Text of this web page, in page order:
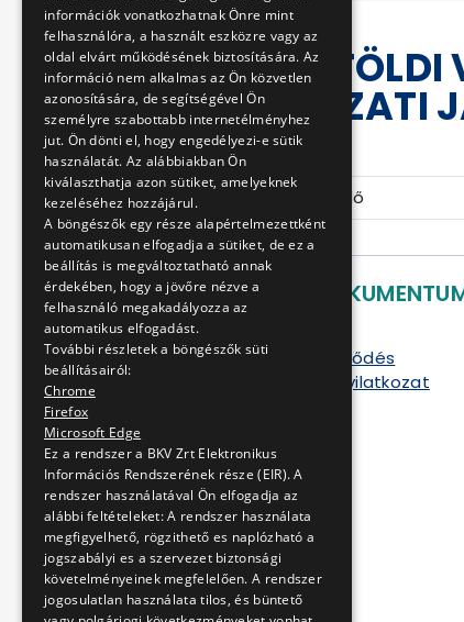
ANGYALFÖLDI
HOMLOKZATI
Eljárás száma
Ajánlattételi határidő
LETÖLTHETŐ
vállalkozási szerződés
munkavédelmi nyilatkozat
3. sz. melléklet
4. sz. melléklet
5. sz. melléklet
6. sz. melléklet
7. sz. melléklet
információk vonatkozhatnak Önre mint
felhasználóra, a használt eszközre vagy az
oldal elvárt működésének biztosítására. Az
információ nem alkalmas az Ön közvetlen
azonosítására, de segítségével Ön
személyre szabottabb internetélményhez
jut. Ön dönti el, hogy engedélyezi-e sütik
használatát. Az alábbiakban Ön
kiválaszthatja azon sütiket, amelyeknek
kezeléséhez hozzájárul.
A böngészők egy része alapértelmezettként
automatikusan elfogadja a sütiket, de ez a
beállítás is megváltoztatható annak
érdekében, hogy a jövőre nézve a
felhasználó megakadályozza az
automatikus elfogadást.
További részletek a böngészők süti
beállításairól:
Chrome
Firefox
Microsoft Edge
Ez a rendszer a BKV Zrt Elektronikus
Információs Rendszerének része (EIR). A
rendszer használatával Ön elfogadja az
alábbi feltételeket: A rendszer használata
megfigyelhető, rögzithető es naplózható a
jogszabályi es a szervezet biztonsági
követelményeinek megfelelően. A rendszer
jogosulatlan használata tilos, és büntető